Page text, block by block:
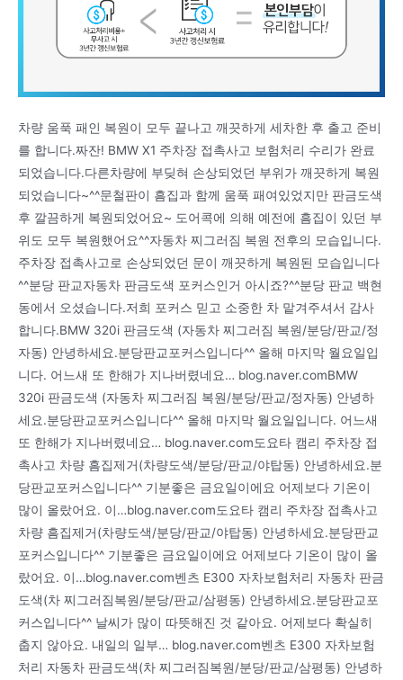
차량 움푹 패인 복원이 모두 끝나고 깨끗하게 세차한 후 출고 준비
를 합니다.짜잔! BMW X1 주차장 접촉사고 보험처리 수리가 완료
되었습니다.다른차량에 부딪혀 손상되었던 부위가 깨끗하게 복원
되었습니다~^^문철판이 흠집과 함께 움푹 패여있었지만 판금도색
후 깔끔하게 복원되었어요~ 도어콕에 의해 예전에 흠집이 있던 부
위도 모두 복원했어요^^자동차 찌그러짐 복원 전후의 모습입니다.
주차장 접촉사고로 손상되었던 문이 깨끗하게 복원된 모습입니다
^^분당 판교자동차 판금도색 포커스인거 아시죠?^^분당 판교 백현
동에서 오셨습니다.저희 포커스 믿고 소중한 차 맡겨주셔서 감사
합니다.BMW 320i 판금도색 (자동차 찌그러짐 복원/분당/판교/정
자동) 안녕하세요.분당판교포커스입니다^^ 올해 마지막 월요일입
니다. 어느새 또 한해가 지나버렸네요… blog.naver.comBMW
320i 판금도색 (자동차 찌그러짐 복원/분당/판교/정자동) 안녕하
세요.분당판교포커스입니다^^ 올해 마지막 월요일입니다. 어느새
또 한해가 지나버렸네요… blog.naver.com도요타 캠리 주차장 접
촉사고 차량 흠집제거(차량도색/분당/판교/야탑동) 안녕하세요.분
당판교포커스입니다^^ 기분좋은 금요일이에요 어제보다 기온이
많이 올랐어요. 이…blog.naver.com도요타 캠리 주차장 접촉사고
차량 흠집제거(차량도색/분당/판교/야탑동) 안녕하세요.분당판교
포커스입니다^^ 기분좋은 금요일이에요 어제보다 기온이 많이 올
랐어요. 이…blog.naver.com벤츠 E300 자차보험처리 자동차 판금
도색(차 찌그러짐복원/분당/판교/삼평동) 안녕하세요.분당판교포
커스입니다^^ 날씨가 많이 따뜻해진 것 같아요. 어제보다 확실히
춥지 않아요. 내일의 일부… blog.naver.com벤츠 E300 자차보험
처리 자동차 판금도색(차 찌그러짐복원/분당/판교/삼평동) 안녕하